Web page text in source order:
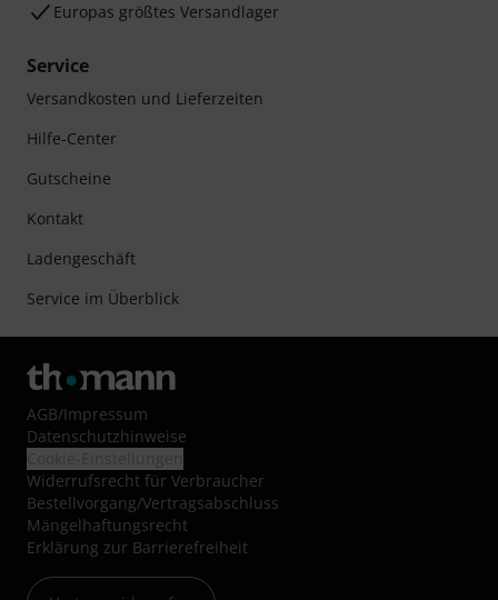
Europas größtes Versandlager
Service
Versandkosten und Lieferzeiten
Hilfe-Center
Gutscheine
Kontakt
Ladengeschäft
Service im Überblick
AGB/Impressum
Datenschutzhinweise
Widerrufsrecht für Verbraucher
Bestellvorgang/Vertragsabschluss
Mängelhaftungsrecht
Erklärung zur Barrierefreiheit